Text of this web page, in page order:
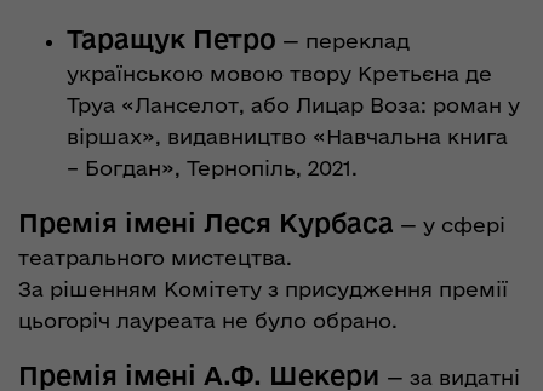
Таращук Петро — переклад
українською мовою твору Кретьєна де
Труа «Ланселот, або Лицар Воза: роман у
віршах», видавництво «Навчальна книга
– Богдан», Тернопіль, 2021.
Премія імені Леся Курбаса — у сфері
театрального мистецтва.
За рішенням Комітету з присудження премії
цьогоріч лауреата не було обрано.
Премія імені А.Ф. Шекери — за видатні